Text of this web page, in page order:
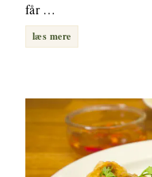
får …
læs mere